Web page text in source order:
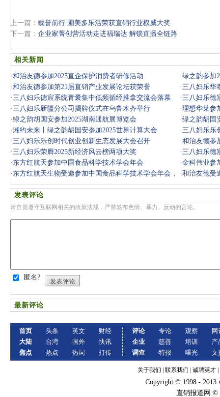
上一篇： 载誉前行 圃美多乐活荣获直销行业权威大奖
下一篇： 企业家菁创营活动走进福瑞达 解锁直播全链路
相关新闻
·和治友德参加2025直企保护消费者研修活动 ·绿之韵参加
·和治友德参加第21届直销产业发展论坛获荣誉 ·三八妇乐华
·三八妇乐德宸系统青囊集中低频循经推拿交流会落幕 ·三八妇乐德
·三八妇乐新疆分公司揭牌仪式在乌鲁木齐举行 ·理想华莱参
·绿之韵胡国安参加2025湖南通航展博览会 ·绿之韵胡国
·湘约未来丨绿之韵胡国安参加2025世界计算大会 ·三八妇乐乐
·三八妇乐乐创时代创业创新生态发展大会召开 ·和治友德参
·三八妇乐荣膺2025新经济风云榜两项大奖 ·三八妇乐德
· 东方红航天参加中国食品科学技术学会年会 ·金科伟业参
· 东方红航天生物受邀参加中国食品科学技术学会年会，
分享航天
·和治友德受
发表评论
请自觉遵守互联网相关的政策法规，严禁发布色情、暴力、反动的言论。
匿名?
发表评论
最新评论
首页
大陆
焦点
头条
台湾
热点
英文
国外
热词
财经
快讯
打传
评论
企业
调查
专论
慈善
特报
观察
培训
曝光
网
产
文
关于我们 联系我们 诚聘英才
Copyright © 1998 - 2013
直销报道网